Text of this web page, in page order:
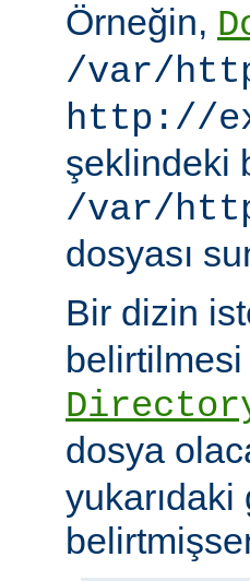
Örneğin,
/var/
http://
şeklindeki
/var/
dosyası
Bir dizin
dosya